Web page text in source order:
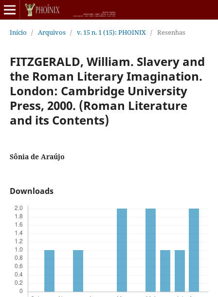
Início / Arquivos / v. 15 n. 1 (15): PHOINIX / Resenhas
FITZGERALD, William. Slavery and
the Roman Literary Imagination.
London: Cambridge University
Press, 2000. (Roman Literature
and its Contents)
Sônia de Araújo
Downloads